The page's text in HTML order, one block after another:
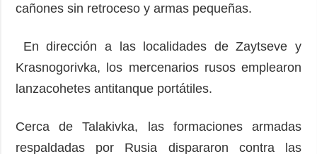
cañones sin retroceso y armas pequeñas.
En dirección a las localidades de Zaytseve y
Krasnogorivka, los mercenarios rusos emplearon
lanzacohetes antitanque portátiles.
Cerca de Talakivka, las formaciones armadas
respaldadas por Rusia dispararon contra las